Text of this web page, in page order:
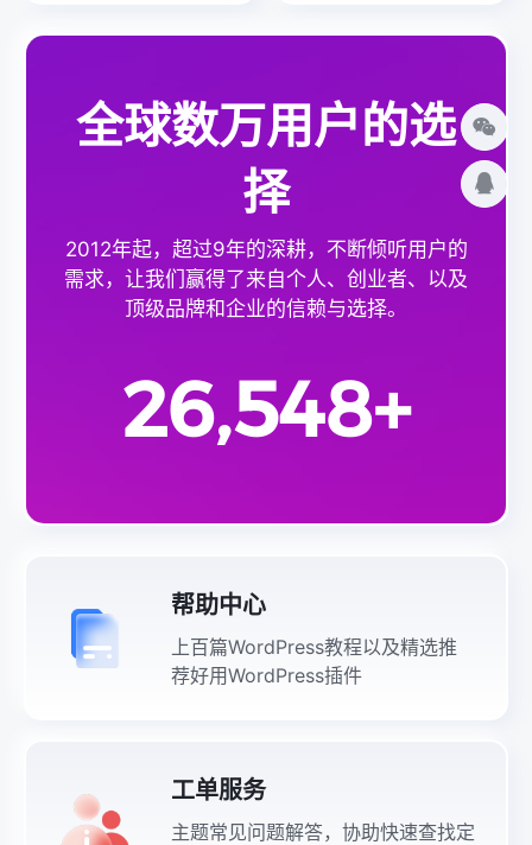
全球数万用户的选
择
2012年起，超过9年的深耕，不断倾听用户的
需求，让我们赢得了来自个人、创业者、以及
顶级品牌和企业的信赖与选择。
26,548+
帮助中心
上百篇WordPress教程以及精选推
荐好用WordPress插件
工单服务
主题常见问题解答，协助快速查找定